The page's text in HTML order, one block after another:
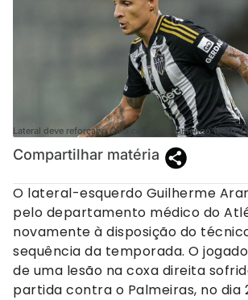
Lateral deve reforçar o Galo contra o Flamengo (Foto:
Compartilhar matéria
O lateral-esquerdo Guilherme
pelo departamento médico do
novamente à disposição do
sequência da temporada. O
de uma lesão na coxa direita
partida contra o Palmeiras, no dia